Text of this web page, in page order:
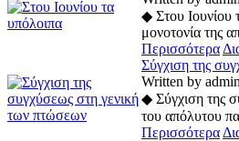
◆ Στου Ιουνίου
μονοτονία της
Περισσότερα
Σύγχιση της
Written by
◆ Σύγχιση της
του απόλυτου
Περισσότερα